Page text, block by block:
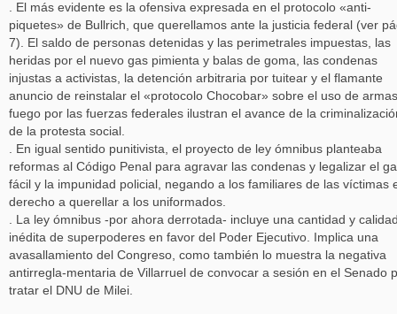
. El más evidente es la ofensiva expresada en el protocolo «anti-
piquetes» de Bullrich, que querellamos ante la justicia federal (ver
7). El saldo de personas detenidas y las perimetrales impuestas, las
heridas por el nuevo gas pimienta y balas de goma, las condenas
injustas a activistas, la detención arbitraria por tuitear y el flamante
anuncio de reinstalar el «protocolo Chocobar» sobre el uso de
fuego por las fuerzas federales ilustran el avance de la
de la protesta social.
. En igual sentido punitivista, el proyecto de ley ómnibus planteaba
reformas al Código Penal para agravar las condenas y legalizar el
fácil y la impunidad policial, negando a los familiares de las víctimas
derecho a querellar a los uniformados.
. La ley ómnibus -por ahora derrotada- incluye una cantidad y
inédita de superpoderes en favor del Poder Ejecutivo. Implica una
avasallamiento del Congreso, como también lo muestra la negativa
antirregla-mentaria de Villarruel de convocar a sesión en el Senado
tratar el DNU de Milei.